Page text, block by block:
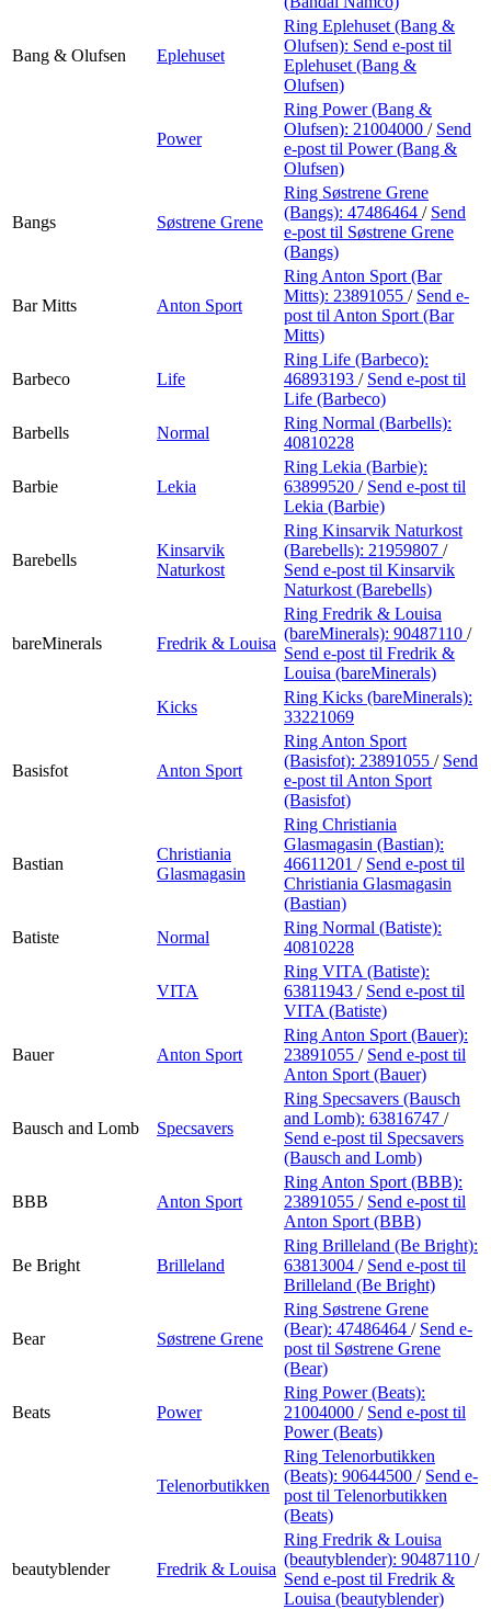
Bang & Olufsen Eplehuset
Ring Eplehuset (Bang &
Olufsen): Send e-post til
Eplehuset (Bang &
Olufsen)
Power
Ring Power (Bang &
Olufsen): 21004000 / Send
e-post til Power (Bang &
Olufsen)
Bangs Søstrene Grene
Ring Søstrene Grene
(Bangs): 47486464 / Send
e-post til Søstrene Grene
(Bangs)
Bar Mitts Anton Sport
Ring Anton Sport (Bar
Mitts): 23891055 / Send e-
post til Anton Sport (Bar
Mitts)
Barbeco Life
Ring Life (Barbeco):
46893193 / Send e-post til
Life (Barbeco)
Barbells
Normal
Ring Normal (Barbells):
40810228
Barbie Lekia
Ring Lekia (Barbie):
63899520 / Send e-post til
Lekia (Barbie)
Barebells
Kinsarvik
Naturkost
Ring Kinsarvik Naturkost
(Barebells): 21959807 /
Send e-post til Kinsarvik
Naturkost (Barebells)
bareMinerals Fredrik & Louisa
Ring Fredrik & Louisa
(bareMinerals): 90487110 /
Send e-post til Fredrik &
Louisa (bareMinerals)
Kicks
Ring Kicks (bareMinerals):
33221069
Basisfot Anton Sport
Ring Anton Sport
(Basisfot): 23891055 / Send
e-post til Anton Sport
(Basisfot)
Bastian
Christiania
Glasmagasin
Ring Christiania
Glasmagasin (Bastian):
46611201 / Send e-post til
Christiania Glasmagasin
(Bastian)
Batiste
Normal
Ring Normal (Batiste):
40810228
VITA
Ring VITA (Batiste):
63811943 / Send e-post til
VITA (Batiste)
Bauer Anton Sport
Ring Anton Sport (Bauer):
23891055 / Send e-post til
Anton Sport (Bauer)
Bausch and Lomb Specsavers
Ring Specsavers (Bausch
and Lomb): 63816747 /
Send e-post til Specsavers
(Bausch and Lomb)
BBB Anton Sport
Ring Anton Sport (BBB):
23891055 / Send e-post til
Anton Sport (BBB)
Be Bright Brilleland
Ring Brilleland (Be Bright):
63813004 / Send e-post til
Brilleland (Be Bright)
Bear Søstrene Grene
Ring Søstrene Grene
(Bear): 47486464 / Send e-
post til Søstrene Grene
(Bear)
Beats Power
Ring Power (Beats):
21004000 / Send e-post til
Power (Beats)
Telenorbutikken
Ring Telenorbutikken
(Beats): 90644500 / Send e-
post til Telenorbutikken
(Beats)
beautyblender Fredrik & Louisa
Ring Fredrik & Louisa
(beautyblender): 90487110 /
Send e-post til Fredrik &
Louisa (beautyblender)